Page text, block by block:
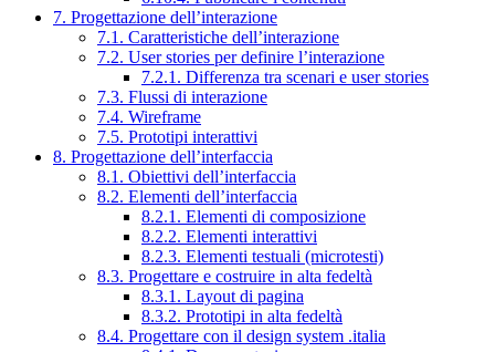
7. Progettazione dell’interazione
7.1. Caratteristiche dell’interazione
7.2. User stories per definire l’interazione
7.2.1. Differenza tra scenari e user stories
7.3. Flussi di interazione
7.4. Wireframe
7.5. Prototipi interattivi
8. Progettazione dell’interfaccia
8.1. Obiettivi dell’interfaccia
8.2. Elementi dell’interfaccia
8.2.1. Elementi di composizione
8.2.2. Elementi interattivi
8.2.3. Elementi testuali (microtesti)
8.3. Progettare e costruire in alta fedeltà
8.3.1. Layout di pagina
8.3.2. Prototipi in alta fedeltà
8.4. Progettare con il design system .italia